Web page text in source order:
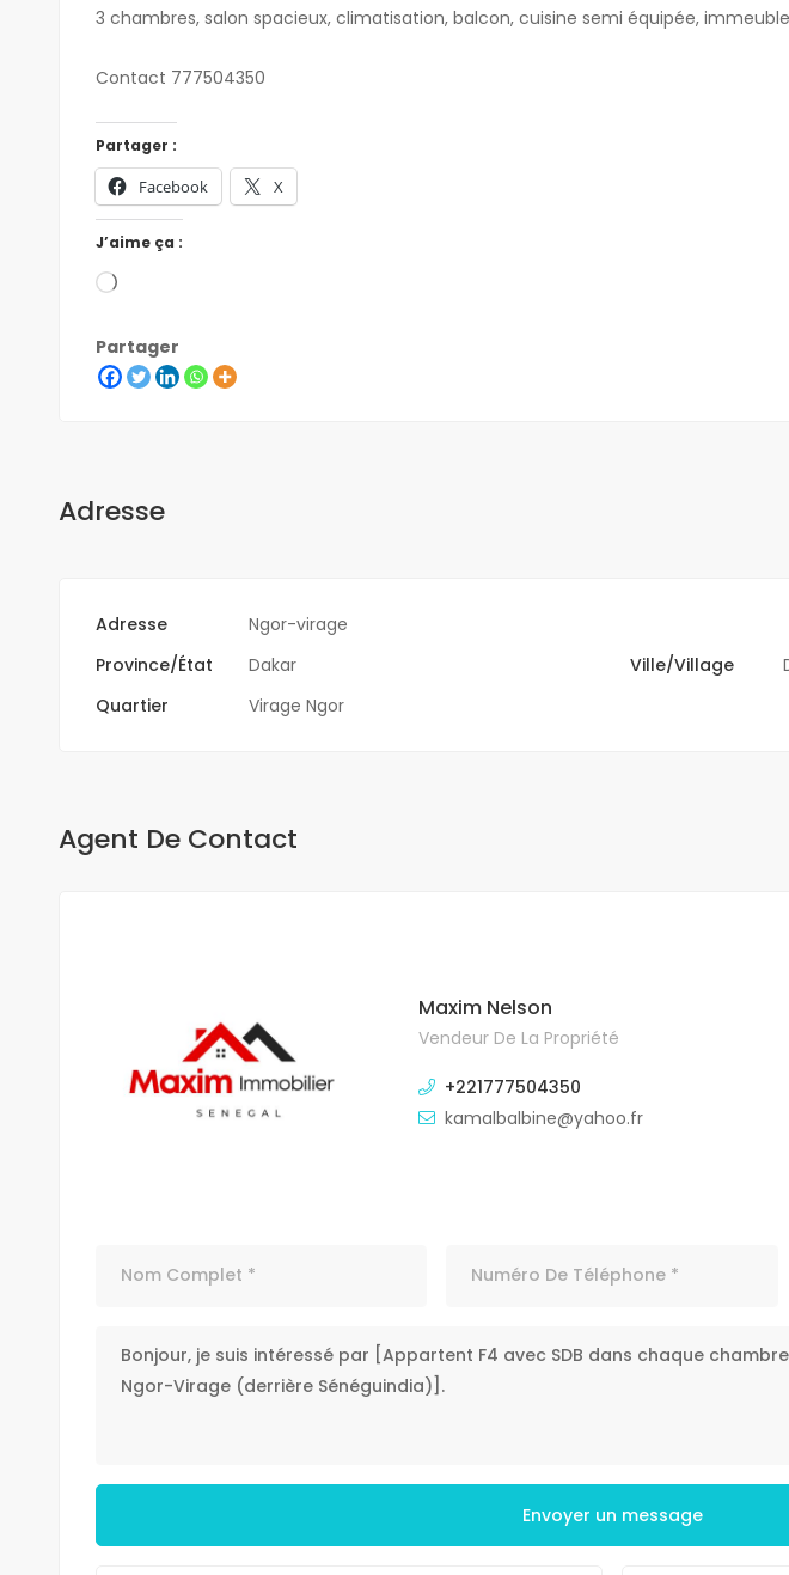
3 chambres, salon spacieux, climatisation, balcon, cuisine semi équipée,
Contact 777504350
Partager :
Facebook X
J’aime ça :
Partager
Adresse
Adresse
Ngor-virage
Province/État
Dakar Ville/Village
Quartier
Virage Ngor
Agent De Contact
Maxim Nelson
Vendeur De La Propriété
+221777504350
kamalbalbine@yahoo.fr
Envoyer un message